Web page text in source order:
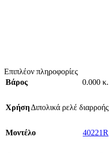
Επιπλέον πληροφορίες
Βάρος
0.000 κ.
ΧρήσηΔιπολικά ρελέ διαρροής
Mοντέλο 40221R